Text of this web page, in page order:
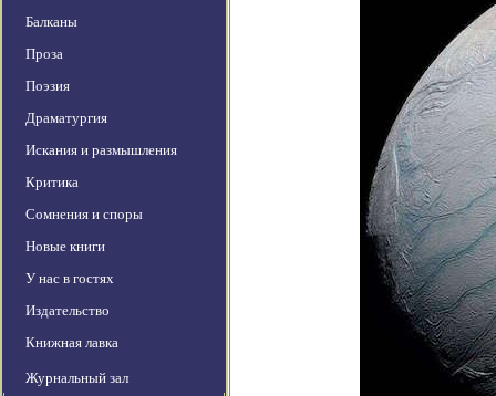
Балканы
Проза
Поэзия
Драматургия
Искания и размышления
Критика
Сомнения и споры
Новые книги
У нас в гостях
Издательство
Книжная лавка
Журнальный зал